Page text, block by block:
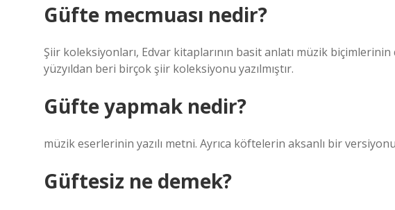
Güfte mecmuası nedir?
Şiir koleksiyonları, Edvar kitaplarının basit anlatı müzik biçimlerinin
yüzyıldan beri birçok şiir koleksiyonu yazılmıştır.
Güfte yapmak nedir?
müzik eserlerinin yazılı metni. Ayrıca köftelerin aksanlı bir
Güftesiz ne demek?